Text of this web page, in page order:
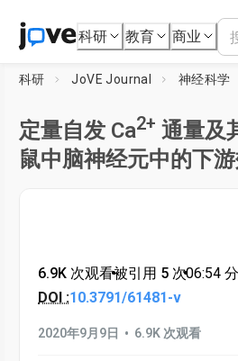
科研 教育 商业
科研 JoVE Journal 神经科学
定量自发 Ca2+ 通量及
鼠中脑神经元中的下
6.9K 次观看•被引用 5 次•06:54
DOI :10.3791/61481-v
2020年9月9日 • 6.9K 次观看